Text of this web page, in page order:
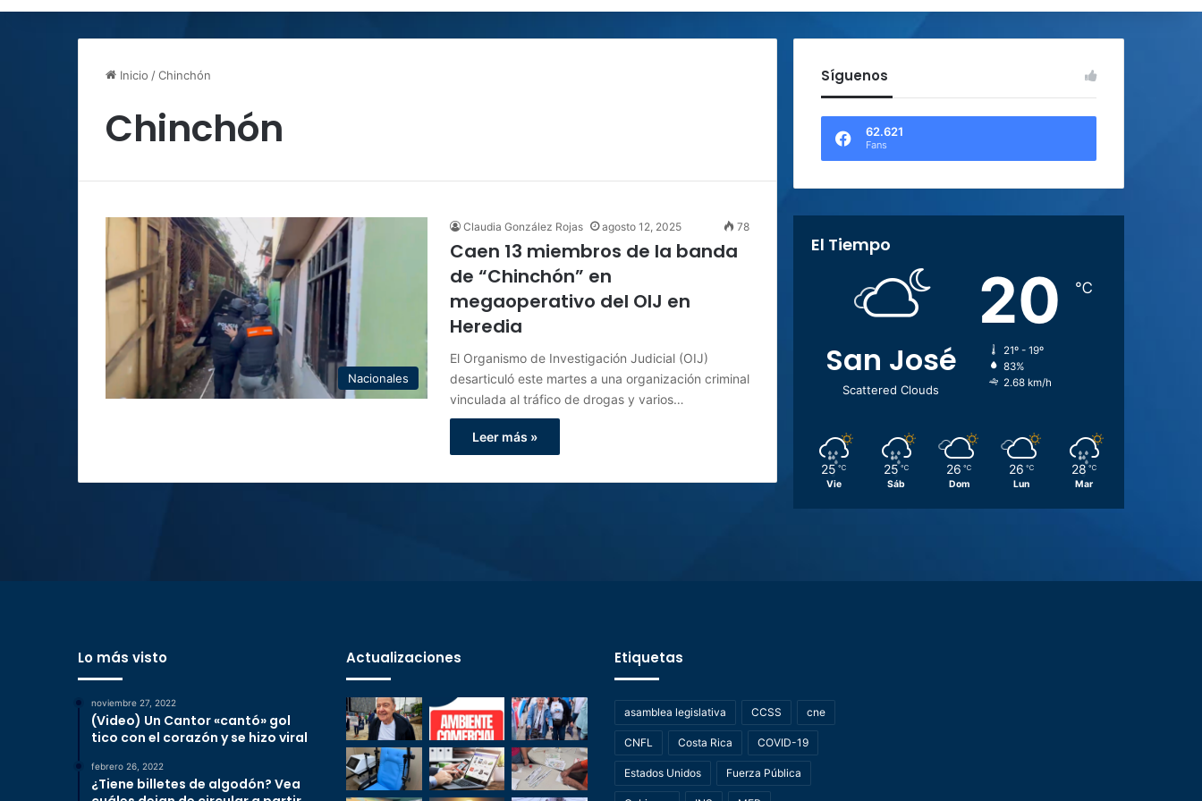
Inicio /Chinchón
Chinchón
Nacionales
Claudia González Rojas agosto 12, 2025 78
Caen 13 miembros de la banda
de “Chinchón” en
megaoperativo del OIJ en
Heredia
El Organismo de Investigación Judicial (OIJ)
desarticuló este martes a una organización criminal
vinculada al tráfico de drogas y varios…
Leer más »
Síguenos
62.621
Fans
El Tiempo
San José
Scattered Clouds
20 ℃
21º - 19º
83%
2.68 km/h
25 ℃
Vie
25 ℃
Sáb
26 ℃
Dom
26 ℃
Lun
28 ℃
Mar
Lo más visto
noviembre 27, 2022
(Video) Un Cantor «cantó» gol
tico con el corazón y se hizo viral
febrero 26, 2022
¿Tiene billetes de algodón? Vea
Actualizaciones Etiquetas
asamblea legislativa CCSS cne
CNFL Costa Rica COVID-19
Estados Unidos Fuerza Pública